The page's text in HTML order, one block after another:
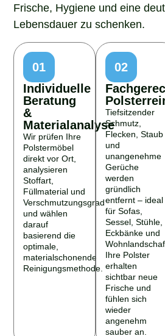
Frische, Hygiene und eine
Lebensdauer zu schenken.
01
Individuelle
Beratung
&
Materialanalyse
Wir prüfen Ihre
Polstermöbel
direkt vor Ort,
analysieren
Stoffart,
Füllmaterial und
Verschmutzungsgrad
und wählen
darauf
basierend die
optimale,
materialschonende
Reinigungsmethode.
02
Tiefsitzender
Schmutz,
Flecken, Staub
und
unangenehme
Gerüche
werden
gründlich
entfernt – ideal
für Sofas,
Sessel, Stühle,
Eckbänke und
Ihre Polster
erhalten
sichtbar neue
Frische und
fühlen sich
wieder
angenehm
sauber an.